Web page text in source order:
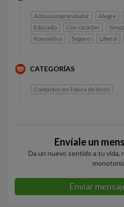
Activo/emprendedor Alegre
Educado
Con carácter
Romántico
Seguro Liberal
CATEGORÍAS
Contactos en Toluca de lerdo
Envíale un
Da un nuevo sentido a tu vida,
Enviar